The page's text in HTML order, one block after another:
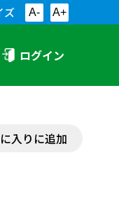
ズ A- A+
ログイン
入りに追加